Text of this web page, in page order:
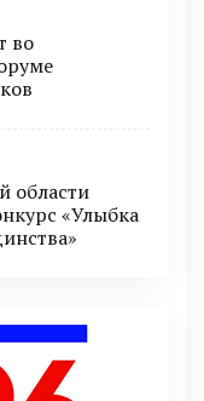
во
области
«Улыбка